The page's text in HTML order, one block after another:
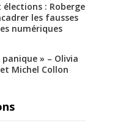
élections : Roberge
les fausses
numériques
panique » – Olivia
Michel Collon